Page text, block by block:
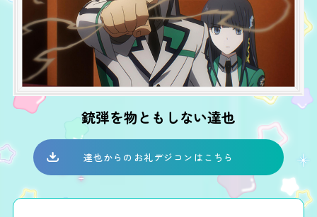
銃弾を物ともしない達也
達也からのお礼デジコンはこちら